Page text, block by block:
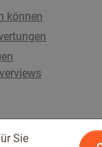
können
Sie